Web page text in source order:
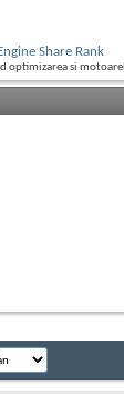
Share Rank
optimizarea si